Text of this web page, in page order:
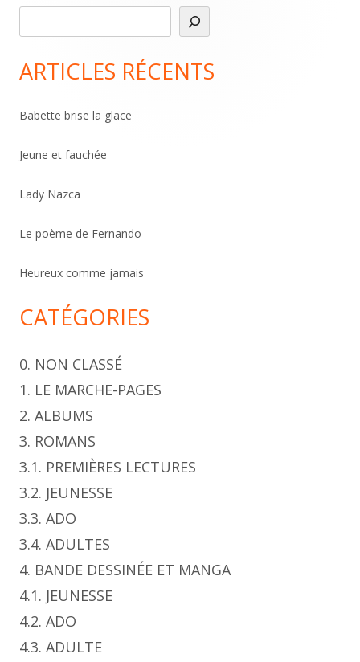
publications
Sidebar
e
h
c
e
ARTICLES RÉCENTS
Babette brise la glace
Jeune et fauchée
Lady Nazca
Le poème de Fernando
Heureux comme jamais
CATÉGORIES
0. NON CLASSÉ
1. LE MARCHE-PAGES
2. ALBUMS
3. ROMANS
3.1. PREMIÈRES LECTURES
3.2. JEUNESSE
3.3. ADO
3.4. ADULTES
4. BANDE DESSINÉE ET MANGA
4.1. JEUNESSE
4.2. ADO
4.3. ADULTE